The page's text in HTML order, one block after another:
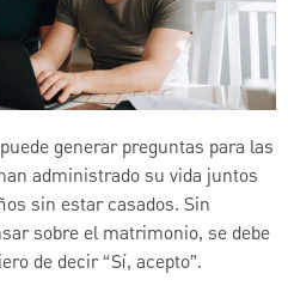
generar preguntas para las
administrado su vida juntos
sin estar casados. Sin
sobre el matrimonio, se debe
de decir “Sí, acepto”.